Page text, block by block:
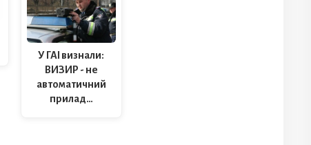
У ГАІ визнали:
ВИЗИР - не
автоматичний
прилад…